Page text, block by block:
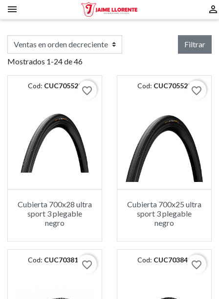
 
Filtrar
Mostrados 1-24 de 46
Cod: CUC705529 favorite_border
Cubierta 700x28 ultra
sport 3 plegable
negro
Cod: CUC705522 favorite_border
Cubierta 700x25 ultra
sport 3 plegable
negro
Cod: CUC703814 favorite_border Cod: CUC703841 favorite_border